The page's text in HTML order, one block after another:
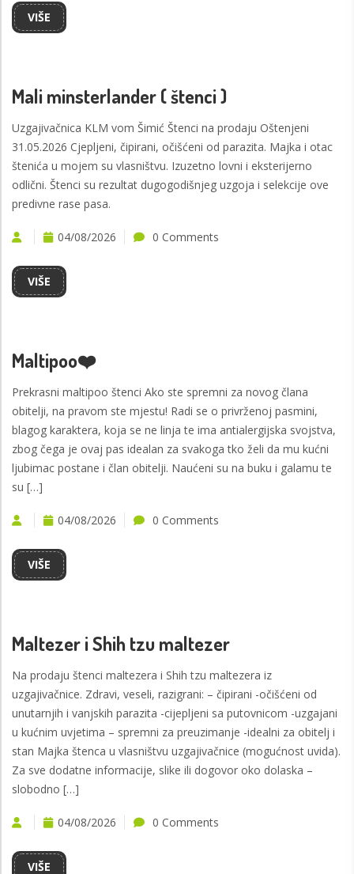
VIŠE
Mali minsterlander ( štenci )
Uzgajivačnica KLM vom Šimić Štenci na prodaju Oštenjeni
31.05.2026 Cjepljeni, čipirani, očišćeni od parazita. Majka i otac
štenića u mojem su vlasništvu. Izuzetno lovni i eksterijerno
odlični. Štenci su rezultat dugogodišnjeg uzgoja i selekcije ove
predivne rase pasa.
04/08/2026 0 Comments
VIŠE
Maltipoo❤️
Prekrasni maltipoo štenci Ako ste spremni za novog člana
obitelji, na pravom ste mjestu! Radi se o privrženoj pasmini,
blagog karaktera, koja se ne linja te ima antialergijska svojstva,
zbog čega je ovaj pas idealan za svakoga tko želi da mu kućni
ljubimac postane i član obitelji. Naućeni su na buku i galamu te
su […]
04/08/2026 0 Comments
VIŠE
Maltezer i Shih tzu maltezer
Na prodaju štenci maltezera i Shih tzu maltezera iz
uzgajivačnice. Zdravi, veseli, razigrani: – čipirani -očišćeni od
unutarnjih i vanjskih parazita -cijepljeni sa putovnicom -uzgajani
u kućnim uvjetima – spremni za preuzimanje -idealni za obitelj i
stan Majka štenca u vlasništvu uzgajivačnice (mogućnost uvida).
Za sve dodatne informacije, slike ili dogovor oko dolaska –
slobodno […]
04/08/2026 0 Comments
VIŠE